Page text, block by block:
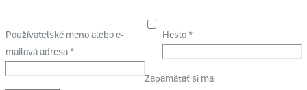
Používateľské meno alebo e-
mailová adresa*
Heslo*
Zapamätať si ma